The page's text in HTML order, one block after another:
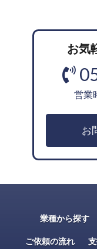
お気
営業
お
業種から探す
ご依頼の流れ